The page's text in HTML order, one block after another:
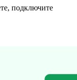
подключите